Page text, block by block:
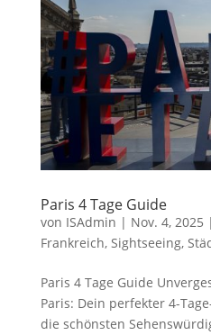
Paris 4 Tage Guide
von ISAdmin | Nov. 4, 2025 |
Frankreich, Sightseeing,
Paris 4 Tage Guide
Paris: Dein perfekter 4-
die schönsten